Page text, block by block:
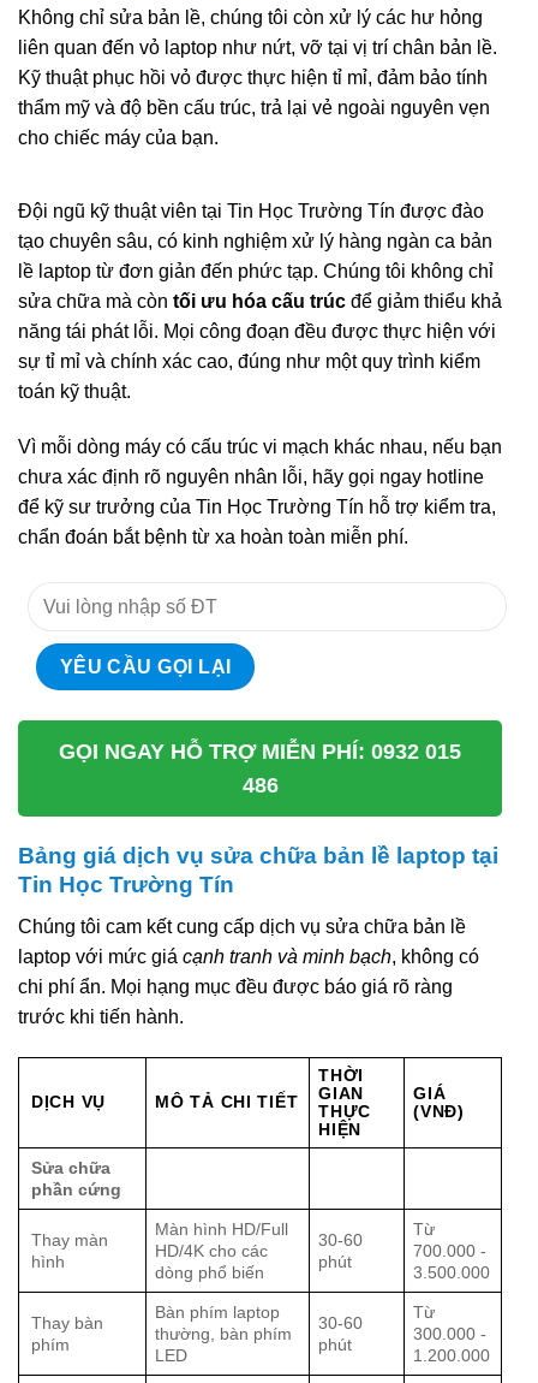
Không chỉ sửa bản lề, chúng tôi còn xử lý các hư hỏng
liên quan đến vỏ laptop như nứt, vỡ tại vị trí chân bản lề.
Kỹ thuật phục hồi vỏ được thực hiện tỉ mỉ, đảm bảo tính
thẩm mỹ và độ bền cấu trúc, trả lại vẻ ngoài nguyên vẹn
cho chiếc máy của bạn.
Đội ngũ kỹ thuật viên tại Tin Học Trường Tín được đào
tạo chuyên sâu, có kinh nghiệm xử lý hàng ngàn ca bản
lề laptop từ đơn giản đến phức tạp. Chúng tôi không chỉ
sửa chữa mà còn tối ưu hóa cấu trúc để giảm thiểu khả
năng tái phát lỗi. Mọi công đoạn đều được thực hiện với
sự tỉ mỉ và chính xác cao, đúng như một quy trình kiểm
toán kỹ thuật.
Vì mỗi dòng máy có cấu trúc vi mạch khác nhau, nếu bạn
chưa xác định rõ nguyên nhân lỗi, hãy gọi ngay hotline
để kỹ sư trưởng của Tin Học Trường Tín hỗ trợ kiểm tra,
chẩn đoán bắt bệnh từ xa hoàn toàn miễn phí.
GỌI NGAY HỖ TRỢ MIỄN PHÍ: 0932 015
486
Bảng giá dịch vụ sửa chữa bản lề laptop tại
Tin Học Trường Tín
Chúng tôi cam kết cung cấp dịch vụ sửa chữa bản lề
laptop với mức giá cạnh tranh và minh bạch, không có
chi phí ẩn. Mọi hạng mục đều được báo giá rõ ràng
trước khi tiến hành.
DỊCH VỤ MÔ TẢ CHI TIẾT
THỜI
GIAN
THỰC
HIỆN
GIÁ
(VNĐ)
Sửa chữa
phần cứng
Thay màn
hình
Màn hình HD/Full
HD/4K cho các
dòng phổ biến
30-60
phút
Từ
700.000 -
3.500.000
Thay bàn
phím
Bàn phím laptop
thường, bàn phím
LED
30-60
phút
Từ
300.000 -
1.200.000